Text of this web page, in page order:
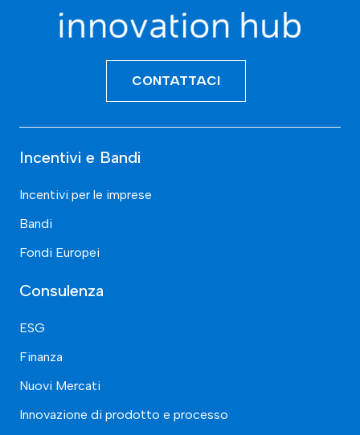
CONTATTACI
Incentivi e Bandi
Incentivi per le imprese
Bandi
Fondi Europei
Consulenza
ESG
Finanza
Nuovi Mercati
Innovazione di prodotto e processo